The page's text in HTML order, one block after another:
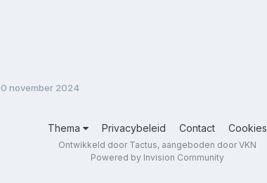
november 2024
Thema Privacybeleid Contact Cookies
Ontwikkeld door Tactus, aangeboden door VKN
Powered by Invision Community